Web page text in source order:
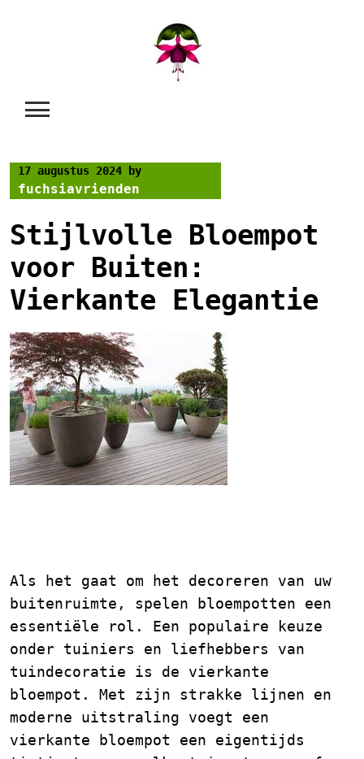
17 augustus 2024 by
fuchsiavrienden
Stijlvolle Bloempot
voor Buiten:
Vierkante Elegantie
Als het gaat om het decoreren van uw
buitenruimte, spelen bloempotten een
essentiële rol. Een populaire keuze
onder tuiniers en liefhebbers van
tuindecoratie is de vierkante
bloempot. Met zijn strakke lijnen en
moderne uitstraling voegt een
vierkante bloempot een eigentijds